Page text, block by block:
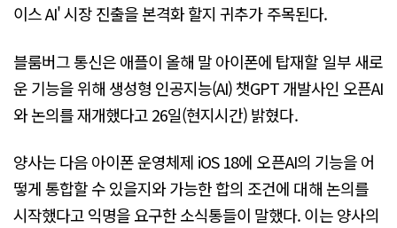
이스 AI' 시장 진출을 본격화 할지 귀추가 주목된다.
블룸버그 통신은 애플이 올해 말 아이폰에 탑재할 일부 새로
운 기능을 위해 생성형 인공지능(AI) 챗GPT 개발사인 오픈AI
와 논의를 재개했다고 26일(현지시간) 밝혔다.
양사는 다음 아이폰 운영체제 iOS 18에 오픈AI의 기능을 어
떻게 통합할 수 있을지와 가능한 합의 조건에 대해 논의를
시작했다고 익명을 요구한 소식통들이 말했다. 이는 양사의